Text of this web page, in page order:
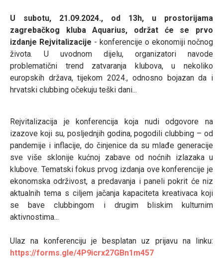
U subotu, 21.09.2024., od 13h, u prostorijama
zagrebačkog kluba Aquarius, održat će se prvo
izdanje Rejvitalizacije - konferencije o ekonomiji nočnog
života. U uvodnom dijelu, organizatori navode
problematični trend zatvaranja klubova, u nekoliko
europskih država, tijekom 2024., odnosno bojazan da i
hrvatski clubbing očekuju teški dani...
Rejvitalizacija je konferencija koja nudi odgovore na
izazove koji su, posljednjih godina, pogodili clubbing – od
pandemije i inflacije, do činjenice da su mlađe generacije
sve više sklonije kućnoj zabave od noćnih izlazaka u
klubove. Tematski fokus prvog izdanja ove konferencije je
ekonomska održivost, a predavanja i paneli pokrit će niz
aktualnih tema s ciljem jačanja kapaciteta kreativaca koji
se bave clubbingom i drugim bliskim kulturnim
aktivnostima...
Ulaz na konferenciju je besplatan uz prijavu na linku:
https://forms.gle/4P9icrx27GBn1m457